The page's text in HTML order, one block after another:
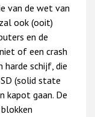
van de wet van
ook (ooit)
en de
of een crash
harde schijf, die
(solid state
kapot gaan. De